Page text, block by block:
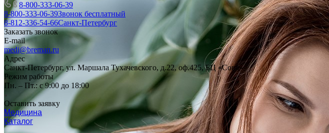
8-800-333-06-39
8-800-333-06-39Звонок бесплатный
8-812-336-54-66Санкт-Петербург
Заказать звонок
E-mail
medi@breman.ru
Адрес
Санкт-Петербург, ул. Маршала Тухачевского, д.22, оф.425, БЦ «Сова»
Режим работы
Пн. – Пт.: с 9:00 до 18:00
Оставить заявку
Медицина
Каталог